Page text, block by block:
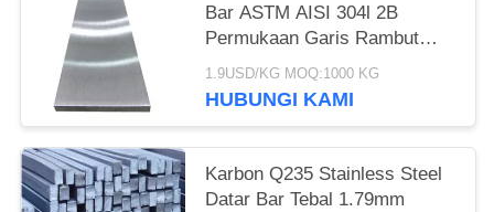
Bar ASTM AISI 304l 2B
Permukaan Garis Rambut
Polandia
1.9USD/KG MOQ:1000 KG
HUBUNGI KAMI
Karbon Q235 Stainless Steel
Datar Bar Tebal 1.79mm